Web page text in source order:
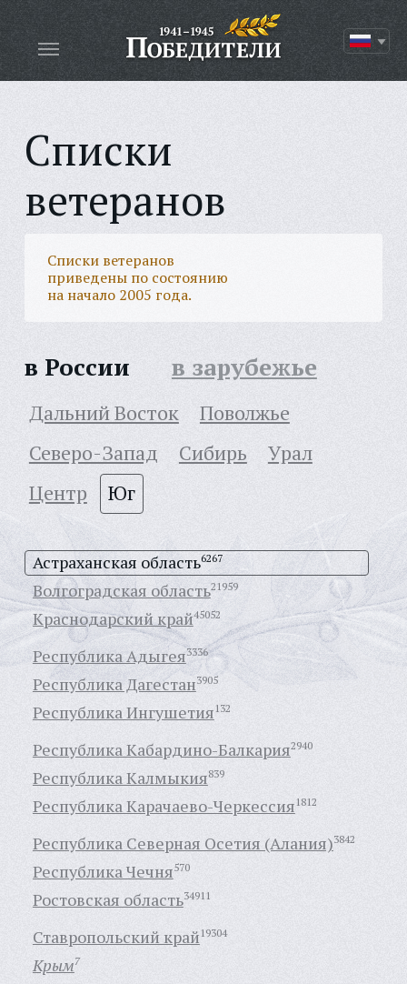
Списки
ветеранов
Списки ветеранов
приведены по состоянию
на начало 2005 года.
в России в зарубежье
Дальний Восток
Поволжье
Северо-Запад
Сибирь
Урал
Центр
Юг
Астраханская область6267
Волгоградская область21959
Краснодарский край45052
Республика Адыгея3336
Республика Дагестан3905
Республика Ингушетия132
Республика Кабардино-Балкария2940
Республика Калмыкия839
Республика Карачаево-Черкессия1812
Республика Северная Осетия (Алания)3842
Республика Чечня570
Ростовская область34911
Ставропольский край19304
Крым7